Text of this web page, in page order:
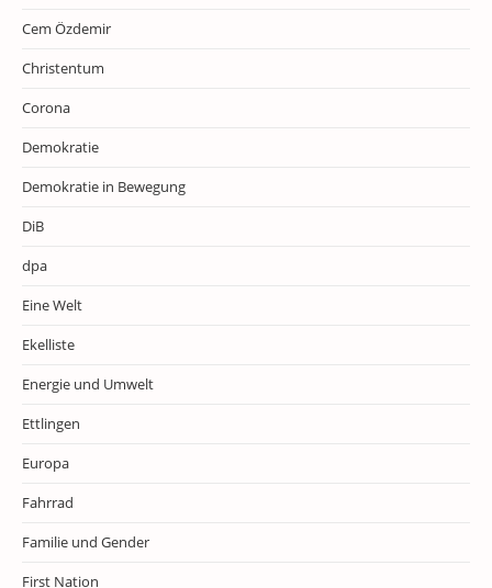
Cem Özdemir
Christentum
Corona
Demokratie
Demokratie in Bewegung
DiB
dpa
Eine Welt
Ekelliste
Energie und Umwelt
Ettlingen
Europa
Fahrrad
Familie und Gender
First Nation